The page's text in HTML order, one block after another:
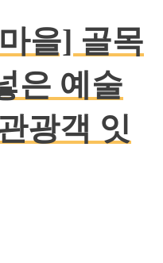
을] 골목
은 예술
광객 잇